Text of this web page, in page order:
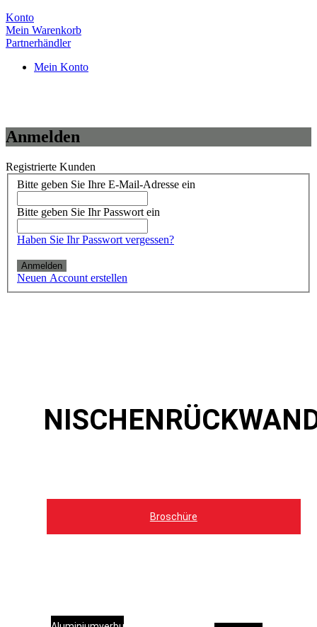
Konto
Mein Warenkorb
Partnerhändler
Mein Konto
Anmelden
Registrierte Kunden
Bitte geben Sie Ihre E-Mail-Adresse ein
Bitte geben Sie Ihr Passwort ein
Haben Sie Ihr Passwort vergessen?
Anmelden
Neuen Account erstellen
Broschüre